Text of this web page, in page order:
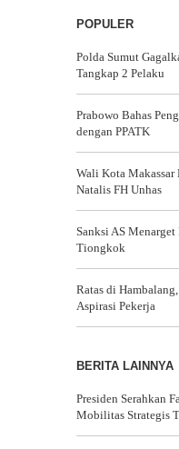
POPULER
Polda Sumut
Tangkap 2 Pelaku
Prabowo Bahas
dengan PPATK
Wali Kota Makassar
Natalis FH Unhas
Sanksi AS
Tiongkok
Ratas di
Aspirasi Pekerja
BERITA LAINNYA
Presiden Serahkan
Mobilitas Strategis